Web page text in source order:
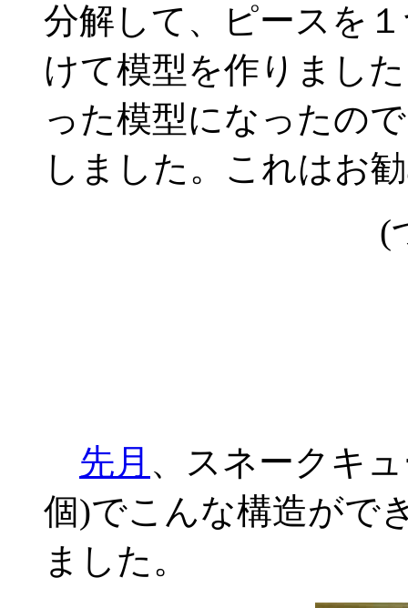
分解して、ピースを
けて模型を作りまし
った模型になったの
しました。これはお
(
先月 、スネークキ
個)でこんな構造がで
ました。